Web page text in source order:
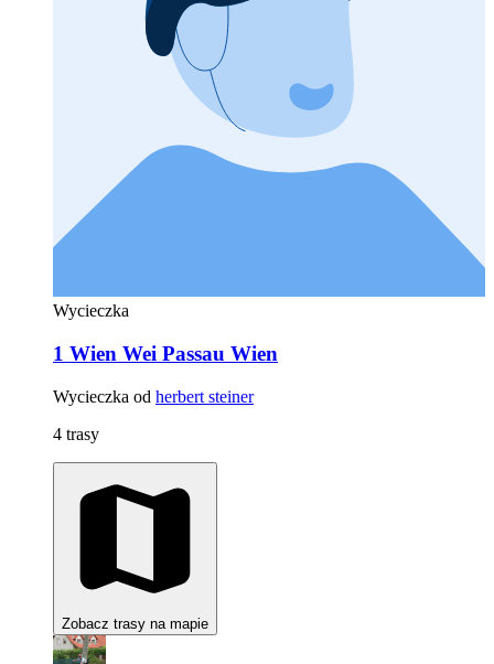
Wycieczka
1 Wien Wei Passau Wien
Wycieczka od herbert steiner
4 trasy
Zobacz trasy na mapie